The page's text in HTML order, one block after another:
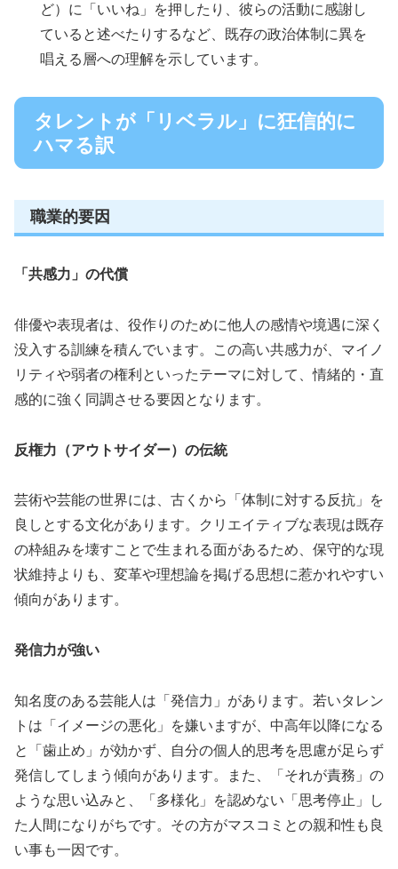
ど）に「いいね」を押したり、彼らの活動に感謝し
ていると述べたりするなど、既存の政治体制に異を
唱える層への理解を示しています。
タレントが「リベラル」に狂信的に
ハマる訳
職業的要因
「共感力」の代償
俳優や表現者は、役作りのために他人の感情や境遇に深く
没入する訓練を積んでいます。この高い共感力が、マイノ
リティや弱者の権利といったテーマに対して、情緒的・直
感的に強く同調させる要因となります。
反権力（アウトサイダー）の伝統
芸術や芸能の世界には、古くから「体制に対する反抗」を
良しとする文化があります。クリエイティブな表現は既存
の枠組みを壊すことで生まれる面があるため、保守的な現
状維持よりも、変革や理想論を掲げる思想に惹かれやすい
傾向があります。
発信力が強い
知名度のある芸能人は「発信力」があります。若いタレン
トは「イメージの悪化」を嫌いますが、中高年以降になる
と「歯止め」が効かず、自分の個人的思考を思慮が足らず
発信してしまう傾向があります。また、「それが責務」の
ような思い込みと、「多様化」を認めない「思考停止」し
た人間になりがちです。その方がマスコミとの親和性も良
い事も一因です。